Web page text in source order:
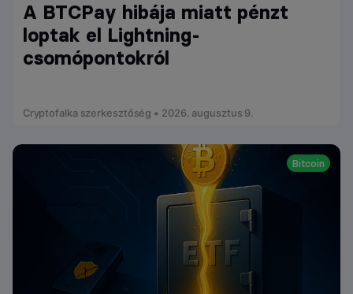
A BTCPay hibája miatt pénzt
loptak el Lightning-
csomópontokról
Cryptofalka szerkesztőség • 2026. augusztus 9.
Bitcoin